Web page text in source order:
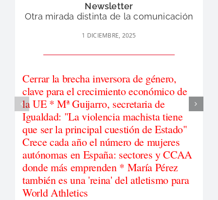
Newsletter
Otra mirada distinta de la comunicación
1 DICIEMBRE, 2025
Cerrar la brecha inversora de género,
clave para el crecimiento económico de
la UE * Mª Guijarro, secretaria de
Igualdad: "La violencia machista tiene
que ser la principal cuestión de Estado"
Crece cada año el número de mujeres
autónomas en España: sectores y CCAA
donde más emprenden * María Pérez
también es una 'reina' del atletismo para
World Athletics